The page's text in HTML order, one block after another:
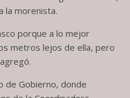
la morenista.
porque a lo mejor
metros lejos de ella, pero
de Gobierno, donde